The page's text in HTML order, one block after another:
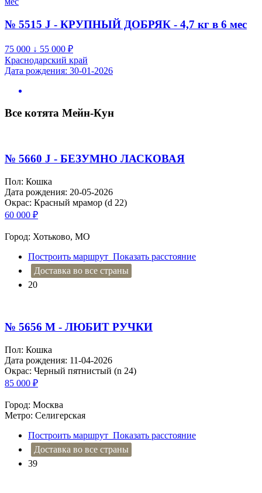
№ 5515 J - КРУПНЫЙ ДОБРЯК - 4,7 кг в 6 мес
75 000 ↓ 55 000 ₽
Краснодарский край
Дата рождения: 30-01-2026
Все котята Мейн-Кун
№ 5660 J - БЕЗУМНО ЛАСКОВАЯ
Пол: Кошка
Дата рождения: 20-05-2026
Окрас: Красный мрамор (d 22)
60 000 ₽
Город: Хотьково, МО
Построить маршрут Показать расстояние
Доставка во все страны
20
№ 5656 M - ЛЮБИТ РУЧКИ
Пол: Кошка
Дата рождения: 11-04-2026
Окрас: Черный пятнистый (n 24)
85 000 ₽
Город: Москва
Метро: Селигерская
Построить маршрут Показать расстояние
Доставка во все страны
39